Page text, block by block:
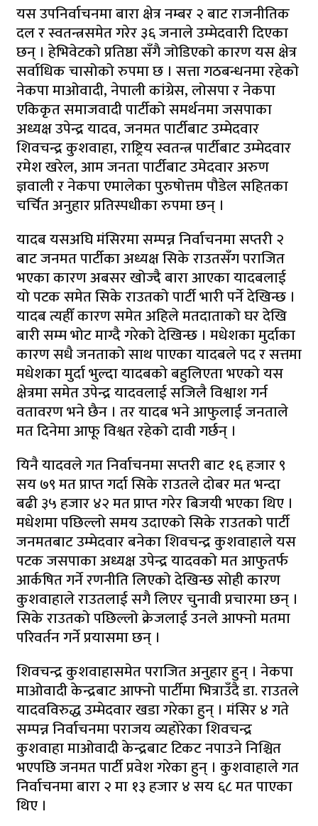
यस उपनिर्वाचनमा बारा क्षेत्र नम्बर २ बाट राजनीतिक
दल र स्वतन्त्रसमेत गरेर ३६ जनाले उम्मेदवारी दिएका
छन् । हेभिवेटको प्रतिष्ठा सँगै जोडिएको कारण यस क्षेत्र
सर्वाधिक चासोको रुपमा छ । सत्ता गठबन्धनमा रहेको
नेकपा माओवादी, नेपाली कांग्रेस, लोसपा र नेकपा
एकिकृत समाजवादी पार्टीको समर्थनमा जसपाका
अध्यक्ष उपेन्द्र यादव, जनमत पार्टीबाट उम्मेदवार
शिवचन्द्र कुशवाहा, राष्ट्रिय स्वतन्त्र पार्टीबाट उम्मेदवार
रमेश खरेल, आम जनता पार्टीबाट उमेदवार अरुण
ज्ञवाली र नेकपा एमालेका पुरुषोत्तम पौडेल सहितका
चर्चित अनुहार प्रतिस्पधीका रुपमा छन् ।
यादब यसअघि मंसिरमा सम्पन्न निर्वाचनमा सप्तरी २
बाट जनमत पार्टीका अध्यक्ष सिके राउतसँग पराजित
भएका कारण अबसर खोज्दै बारा आएका यादबलाई
यो पटक समेत सिके राउतको पार्टी भारी पर्ने देखिन्छ ।
यादब त्यहीँ कारण समेत अहिले मतदाताको घर देखि
बारी सम्म भोट माग्दै गरेको देखिन्छ । मधेशका मुर्दाका
कारण सधै जनताको साथ पाएका यादबले पद र सत्तमा
मधेशका मुर्दा भुल्दा यादबको बहुलिएता भएको यस
क्षेत्रमा समेत उपेन्द्र यादवलाई सजिलै विश्वाश गर्न
वतावरण भने छैन । तर यादब भने आफुलाई जनताले
मत दिनेमा आफू विश्वत रहेको दावी गर्छन् ।
यिनै यादवले गत निर्वाचनमा सप्तरी बाट १६ हजार ९
सय ७९ मत प्राप्त गर्दा सिके राउतले दोबर मत भन्दा
बढी ३५ हजार ४२ मत प्राप्त गरेर बिजयी भएका थिए ।
मधेशमा पछिल्लो समय उदाएको सिके राउतको पार्टी
जनमतबाट उम्मेदवार बनेका शिवचन्द्र कुशवाहाले यस
पटक जसपाका अध्यक्ष उपेन्द्र यादवको मत आफुतर्फ
आर्कषित गर्ने रणनीति लिएको देखिन्छ सोही कारण
कुशवाहाले राउतलाई सगै लिएर चुनावी प्रचारमा छन् ।
सिके राउतको पछिल्लो क्रेजलाई उनले आफ्नाे मतमा
परिवर्तन गर्ने प्रयासमा छन् ।
शिवचन्द्र कुशवाहासमेत पराजित अनुहार हुन् । नेकपा
माओवादी केन्द्रबाट आफ्नो पार्टीमा भित्राउँदै डा. राउतले
यादवविरुद्ध उम्मेदवार खडा गरेका हुन् । मंसिर ४ गते
सम्पन्न निर्वाचनमा पराजय व्यहोरेका शिवचन्द्र
कुशवाहा माओवादी केन्द्रबाट टिकट नपाउने निश्चित
भएपछि जनमत पार्टी प्रवेश गरेका हुन् । कुशवाहाले गत
निर्वाचनमा बारा २ मा १३ हजार ४ सय ६८ मत पाएका
थिए ।